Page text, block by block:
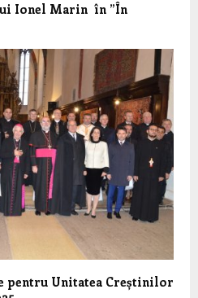
Ionel Marin în ”În
pentru Unitatea Creștinilor